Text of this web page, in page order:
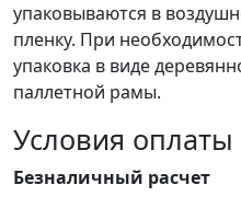
упаковываются в
пленку. При
упаковка в виде
паллетной рамы.
Условия оплаты
Безналичный расчет